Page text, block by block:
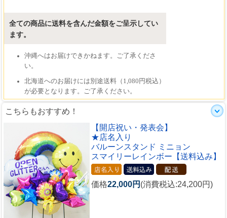
こちらもおすすめ！
【開店祝い・発表会】
★店名入り
バルーンスタンド ミニョン
スマイリーレインボー【送料込み】
価格22,000円 (消費税込:24,200円)